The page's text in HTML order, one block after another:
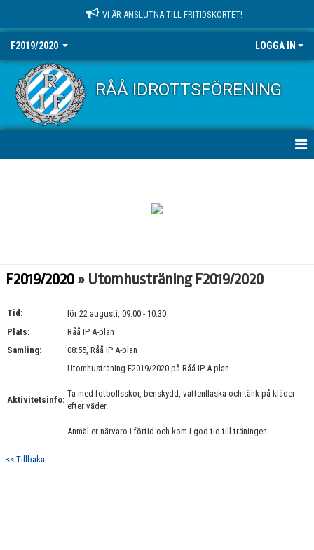
VI ÄR ANSLUTNA TILL FRITIDSKORTET!
F2019/2020 LOGGA IN
RÅÅ IDROTTSFÖRENING
DOKUMENT
F2019/2020 » Utomhusträning F2019/2020
Tid:
lör 22 augusti, 09:00 - 10:30
Plats:
Råå IP A-plan
Samling:
08:55, Råå IP A-plan
Aktivitetsinfo:
Utomhusträning F2019/2020 på Råå IP A-plan.
Ta med fotbollsskor, benskydd, vattenflaska och tänk på kläder
efter väder.
Anmäl er närvaro i förtid och kom i god tid till träningen.
<< Tillbaka